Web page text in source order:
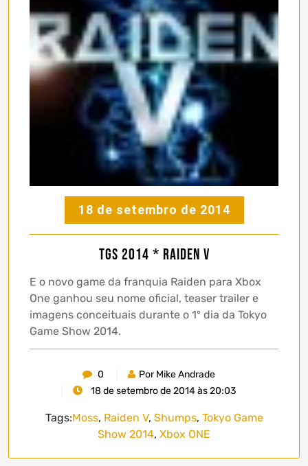
18 de setembro de 2014
TGS 2014 * Raiden V
E o novo game da franquia Raiden para Xbox
One ganhou seu nome oficial, teaser trailer e
imagens conceituais durante o 1º dia da Tokyo
Game Show 2014.
0
Por Mike Andrade
18 de setembro de 2014 às 20:03
Tags:Moss, Raiden V, Shumps, Tokyo Game
Show 2014, Xbox ONE